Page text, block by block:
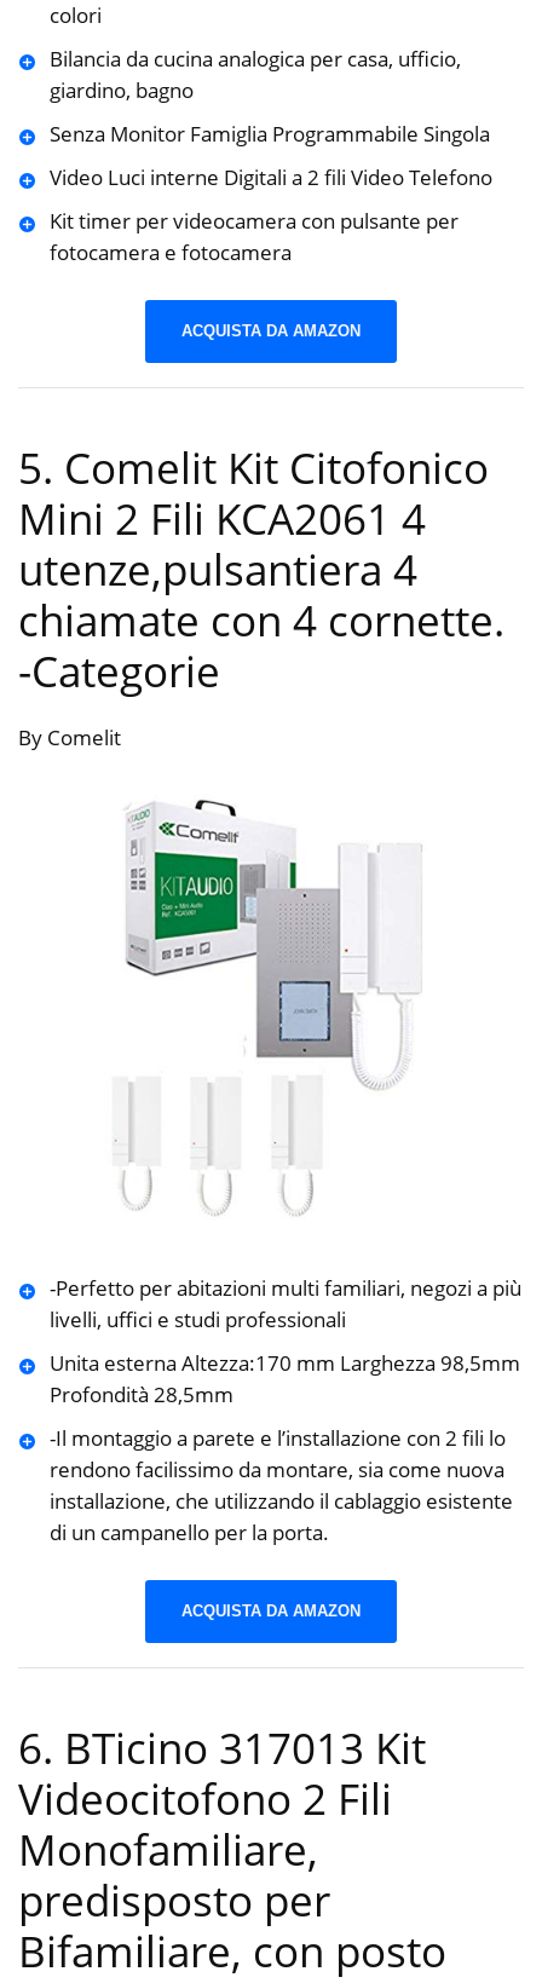
colori
Bilancia da cucina analogica per casa, ufficio,
giardino, bagno
Senza Monitor Famiglia Programmabile Singola
Video Luci interne Digitali a 2 fili Video Telefono
Kit timer per videocamera con pulsante per
fotocamera e fotocamera
ACQUISTA DA AMAZON
5. Comelit Kit Citofonico
Mini 2 Fili KCA2061 4
utenze,pulsantiera 4
chiamate con 4 cornette.
-Categorie
By Comelit
-Perfetto per abitazioni multi familiari, negozi a più
livelli, uffici e studi professionali
Unita esterna Altezza:170 mm Larghezza 98,5mm
Profondità 28,5mm
-Il montaggio a parete e l’installazione con 2 fili lo
rendono facilissimo da montare, sia come nuova
installazione, che utilizzando il cablaggio esistente
di un campanello per la porta.
ACQUISTA DA AMAZON
6. BTicino 317013 Kit
Videocitofono 2 Fili
Monofamiliare,
predisposto per
Bifamiliare, con posto